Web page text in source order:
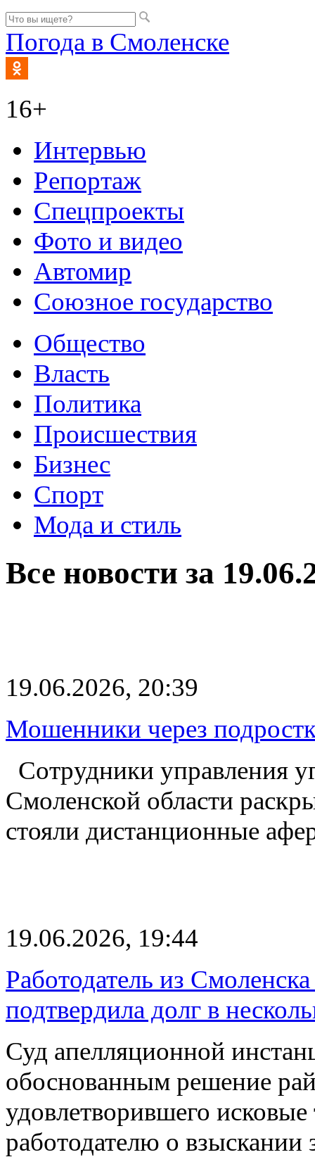
Погода в Смоленске
16+
Интервью
Репортаж
Спецпроекты
Фото и видео
Автомир
Союзное государство
Общество
Власть
Политика
Происшествия
Бизнес
Спорт
Мода и стиль
Все новости за
19.06.2026, 20:39
Мошенники через
Сотрудники управления
Смоленской области
стояли дистанционные
19.06.2026, 19:44
Работодатель из
подтвердила долг в
Суд апелляционной
обоснованным решение
удовлетворившего
работодателю о